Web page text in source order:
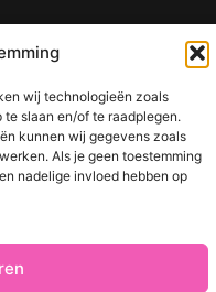
wij technologieën zoals
slaan en/of te raadplegen.
kunnen wij gegevens zoals
Als je geen toestemming
nadelige invloed hebben op
Reserved.​